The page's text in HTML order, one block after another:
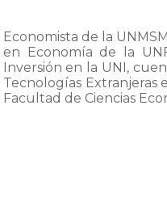
Economista de la
en Economía de la
Inversión en la UNI,
Tecnologías
Facultad de Ciencias